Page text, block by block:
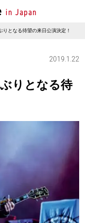
となる待望の来日公演決定！
2019.1.22
りとなる待